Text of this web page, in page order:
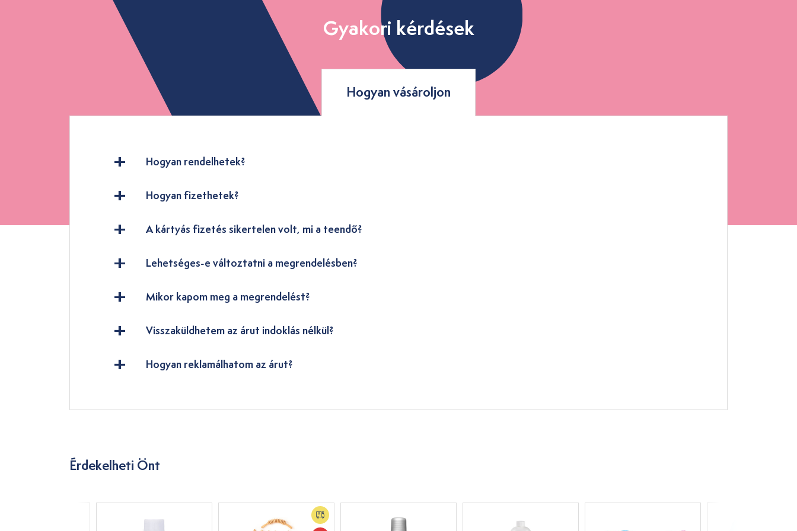
Gyakori kérdések
Hogyan vásároljon
Hogyan rendelhetek?
Hogyan fizethetek?
A kártyás fizetés sikertelen volt, mi a teendő?
Lehetséges-e változtatni a megrendelésben?
Mikor kapom meg a megrendelést?
Visszaküldhetem az árut indoklás nélkül?
Hogyan reklamálhatom az árut?
Érdekelheti Önt